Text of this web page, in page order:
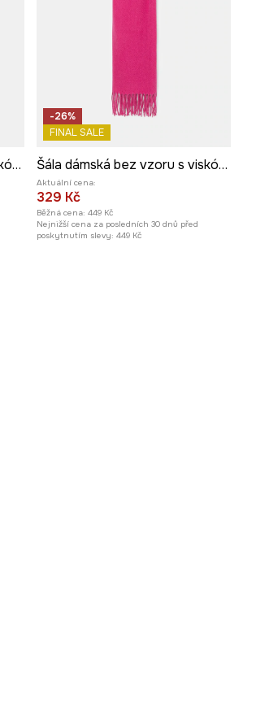
Šála dámská bez vzoru s viskózou
-26%
FINAL SALE
Šála dámská bez vzoru s viskózou
Aktuální cena:
329 Kč
Běžná cena: 449 Kč
Nejnižší cena za posledních 30 dnů před
poskytnutím slevy: 449 Kč